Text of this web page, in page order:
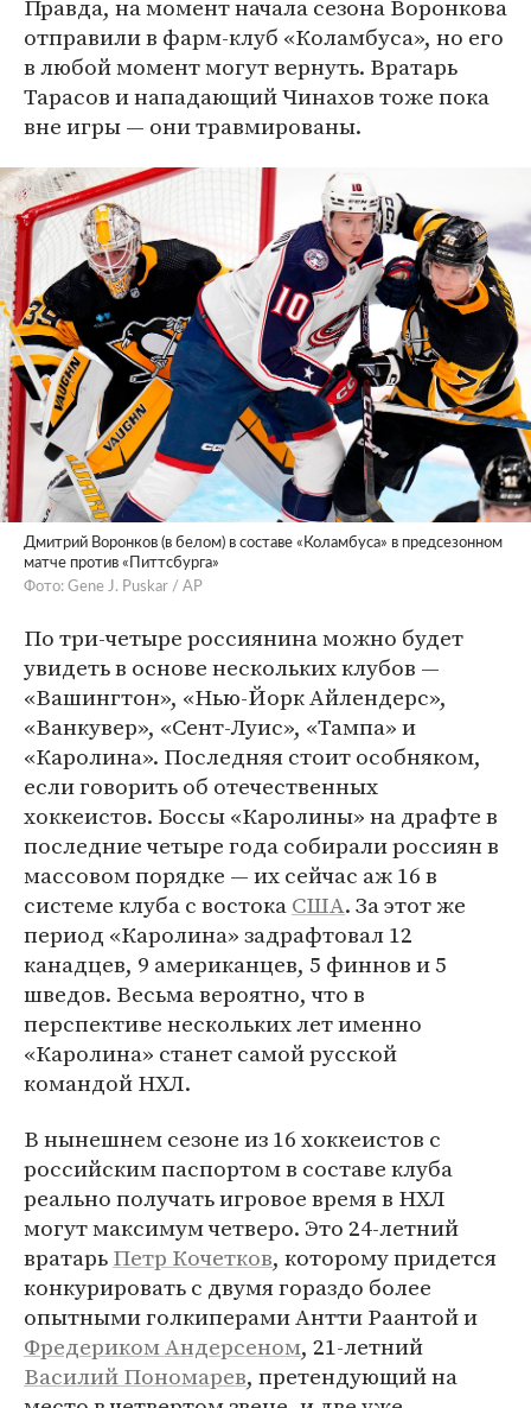
Правда, на момент начала сезона Воронкова
отправили в фарм-клуб «Коламбуса», но его
в любой момент могут вернуть. Вратарь
Тарасов и нападающий Чинахов тоже пока
вне игры — они травмированы.
Дмитрий Воронков (в белом) в составе «Коламбуса» в предсезонном
матче против «Питтсбурга»
Фото: Gene J. Puskar / АР
По три-четыре россиянина можно будет
увидеть в основе нескольких клубов —
«Вашингтон», «Нью-Йорк Айлендерс»,
«Ванкувер», «Сент-Луис», «Тампа» и
«Каролина». Последняя стоит особняком,
если говорить об отечественных
хоккеистов. Боссы «Каролины» на драфте в
последние четыре года собирали россиян в
массовом порядке — их сейчас аж 16 в
системе клуба с востокаСША. За этот же
период «Каролина» задрафтовал 12
канадцев, 9 американцев, 5 финнов и 5
шведов. Весьма вероятно, что в
перспективе нескольких лет именно
«Каролина» станет самой русской
командой НХЛ.
В нынешнем сезоне из 16 хоккеистов с
российским паспортом в составе клуба
реально получать игровое время в НХЛ
могут максимум четверо. Это 24-летний
вратарьПетр Кочетков, которому придется
конкурировать с двумя гораздо более
опытными голкиперами Антти Раантой и
Фредериком Андерсеном, 21-летний
Василий Пономарев, претендующий на